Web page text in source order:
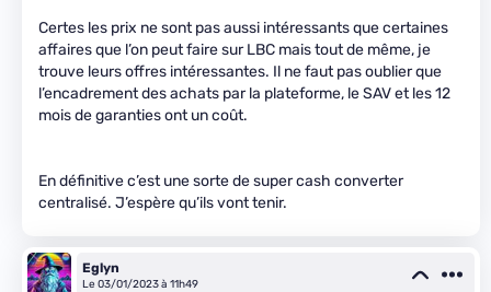
Certes les prix ne sont pas aussi intéressants que certaines
affaires que l’on peut faire sur LBC mais tout de même, je
trouve leurs offres intéressantes. Il ne faut pas oublier que
l’encadrement des achats par la plateforme, le SAV et les 12
mois de garanties ont un coût.
En définitive c’est une sorte de super cash converter
centralisé. J’espère qu’ils vont tenir.
Eglyn
Le 03/01/2023 à 11h49